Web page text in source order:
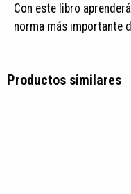
Con este libro
norma más importante
Productos similares